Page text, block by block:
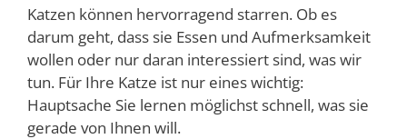
Katzen können hervorragend starren. Ob es
darum geht, dass sie Essen und Aufmerksamkeit
wollen oder nur daran interessiert sind, was wir
tun. Für Ihre Katze ist nur eines wichtig:
Hauptsache Sie lernen möglichst schnell, was sie
gerade von Ihnen will.